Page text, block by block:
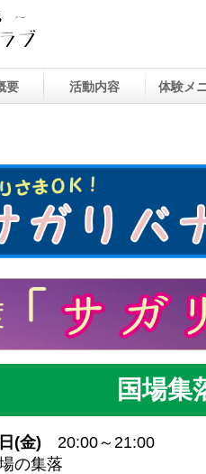
国場集
(金) 20:00～21:00
の集落
要 活動内容 体験メ